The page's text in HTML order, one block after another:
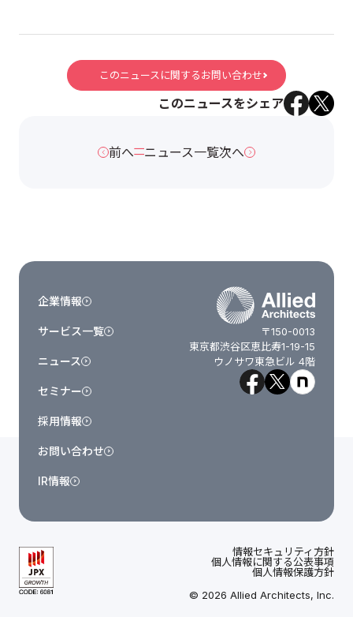
このニュースに関するお問い合わせ
このニュースをシェア
前へ ニュース一覧次へ
〒150-0013
東京都渋谷区恵比寿1-19-15
ウノサワ東急ビル 4階
企業情報
サービス一覧
ニュース
セミナー
採用情報
お問い合わせ
IR情報
情報セキュリティ方針
個人情報に関する公表事項
個人情報保護方針
© 2026 Allied Architects, Inc.